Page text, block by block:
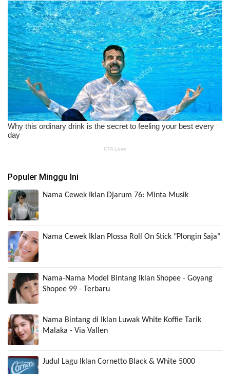
Populer Minggu Ini
Nama Cewek Iklan Djarum 76: Minta Musik
Nama Cewek Iklan Plossa Roll On Stick "Plongin Saja"
Nama-Nama Model Bintang Iklan Shopee - Goyang
Shopee 99 - Terbaru
Nama Bintang di Iklan Luwak White Koffie Tarik
Malaka - Via Vallen
Judul Lagu Iklan Cornetto Black & White 5000